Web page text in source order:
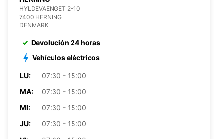
HYLDEVAENGET 2-10
7400 HERNING
DENMARK
Devolución 24 horas
Vehículos eléctricos
LU:
07:30 - 15:00
MA:
07:30 - 15:00
MI:
07:30 - 15:00
JU:
07:30 - 15:00